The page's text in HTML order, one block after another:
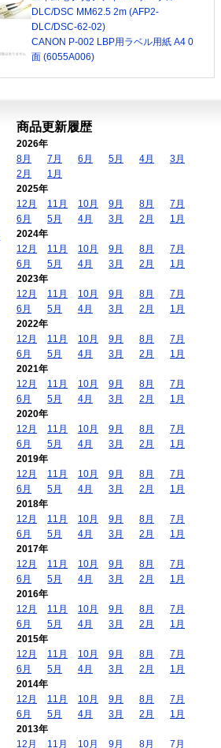
DLC/DSC MM62.5 2m (AFP2-
DLC/DSC-62-02)
CANON P-002 LBP用ラベル用紙 A4 0
面 (6055A006)
商品更新履歴
2026年
8月
7月 6月 5月 4月
3月
2月
1月
2025年
12月
11月 10月 9月 8月
7月
6月
5月 4月 3月 2月
1月
2024年
12月
11月 10月 9月 8月
7月
6月
5月 4月 3月 2月
1月
2023年
12月
11月 10月 9月 8月
7月
6月
5月 4月 3月 2月
1月
2022年
12月
11月 10月 9月 8月
7月
6月
5月 4月 3月 2月
1月
2021年
12月
11月 10月 9月 8月
7月
6月
5月 4月 3月 2月
1月
2020年
12月
11月 10月 9月 8月
7月
6月
5月 4月 3月 2月
1月
2019年
12月
11月 10月 9月 8月
7月
6月
5月 4月 3月 2月
1月
2018年
12月
11月 10月 9月 8月
7月
6月
5月 4月 3月 2月
1月
2017年
12月
11月 10月 9月 8月
7月
6月
5月 4月 3月 2月
1月
2016年
12月
11月 10月 9月 8月
7月
6月
5月 4月 3月 2月
1月
2015年
12月
11月 10月 9月 8月
7月
6月
5月 4月 3月 2月
1月
2014年
12月
11月 10月 9月 8月
7月
6月
5月 4月 3月 2月
1月
2013年
12月
11月 10月 9月 8月 7月